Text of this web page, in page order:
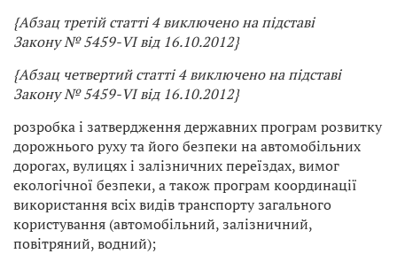
{Абзац третій статті 4 виключено на підставі
Закону № 5459-VI від 16.10.2012}
{Абзац четвертий статті 4 виключено на підставі
Закону № 5459-VI від 16.10.2012}
розробка і затвердження державних програм розвитку
дорожнього руху та його безпеки на автомобільних
дорогах, вулицях і залізничних переїздах, вимог
екологічної безпеки, а також програм координації
використання всіх видів транспорту загального
користування (автомобільний, залізничний,
повітряний, водний);